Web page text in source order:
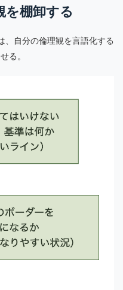
を棚卸する
、自分の倫理観を言語化する
る。